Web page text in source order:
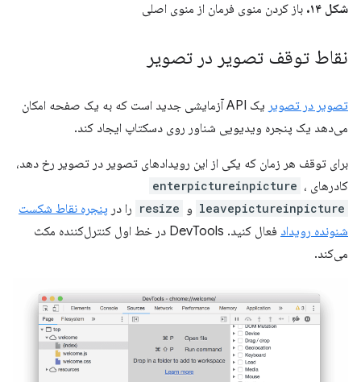
شکل ۱۴. باز کردن منوی فرمان از منوی اصلی
نقاط توقف تصویر در تصویر
تصویر در تصویر
یک API آزمایشی جدید است که به یک صفحه امکان
می‌دهد یک پنجره ویدیویی شناور روی دسکتاپ ایجاد کند.
برای توقف هر زمان که یکی از این رویدادهای تصویر در تصویر رخ دهد،
کادرهای
enterpictureinpicture ،
leavepictureinpicture و resize را در پنجره نقاط شکست
شنونده رویداد
فعال کنید. DevTools در خط اول کنترل‌کننده مکث
می‌کند.